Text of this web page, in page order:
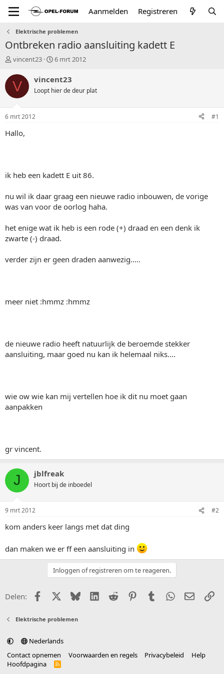
Aanmelden Registreren
Elektrische problemen
Ontbreken radio aansluiting kadett E
T
p
i
a
r
vincent23
S
a
r
t
6 mrt 2012
V vincent23
Loopt hier de deur plat
6 mrt 2012 #1
Hallo,
ik heb een kadett E uit 86.
nu wil ik daar graag een nieuwe radio inbouwen, de vorige
was van voor de oorlog haha.
het enige wat ik heb is een rode (+) draad en een denk ik
zwarte (-) draad.
verder zijn er geen draden aanwezig.....
meer niet :hmmz :hmmz
de nieuwe radio heeft natuurlijk de beroemde stekker
aansluiting, maar goed nu kan ik helemaal niks....
wie ow wie kan mij vertellen hoe ik dit nu moet gaan
aanpakken
gr vincent.
J jblfreak
Hoort bij de inboedel
9 mrt 2012 #2
kom anders keer langs met dat ding
dan maken we er ff een aansluiting in
Inloggen of registreren om te reageren.
Delen: FacebookX (Twitter)
BlueskyLinkedIn
Reddit PinterestTumblr WhatsApp
E-mail
Elektrische problemen
Nederlands
Contact opnemen
Voorwaarden en regels Privacybeleid
Help
Hoofdpagina
R